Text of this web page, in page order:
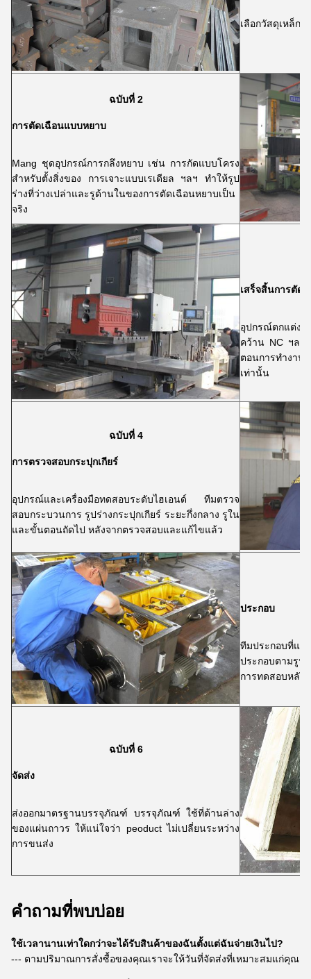
เลือกวัสดุเหล็ก
ฉบับที่ 2
การตัดเฉือนแบบหยาบ
Mang ชุดอุปกรณ์การกลึงหยาบ เช่น การกัดแบบโครง
สำหรับตั้งสิ่งของ การเจาะแบบเรเดียล ฯลฯ ทำให้รูป
ร่างที่ว่างเปล่าและรูด้านในของการตัดเฉือนหยาบเป็น
จริง
เสร็จสิ้นการตัด
อุปกรณ์ตกแต่งห
คว้าน NC ฯลฯ
ตอนการทำงา
เท่านั้น
ฉบับที่ 4
การตรวจสอบกระปุกเกียร์
อุปกรณ์และเครื่องมือทดสอบระดับไฮเอนด์ ทีมตรวจ
สอบกระบวนการ รูปร่างกระปุกเกียร์ ระยะกึ่งกลาง รูใน
และขั้นตอนถัดไป หลังจากตรวจสอบและแก้ไขแล้ว
ประกอบ
ทีมประกอบที่แ
ประกอบตามรู
การทดสอบหลัง
ฉบับที่ 6
จัดส่ง
ส่งออกมาตรฐานบรรจุภัณฑ์ บรรจุภัณฑ์ ใช้ที่ด้านล่าง
ของแผ่นถาวร ให้แน่ใจว่า peoduct ไม่เปลี่ยนระหว่าง
การขนส่ง
คำถามที่พบบ่อย
ใช้เวลานานเท่าใดกว่าจะได้รับสินค้าของฉันตั้งแต่ฉันจ่ายเงินไป?
--- ตามปริมาณการสั่งซื้อของคุณเราจะให้วันที่จัดส่งที่เหมาะสมแก่คุณ